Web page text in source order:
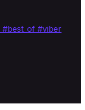
#best_of #viber